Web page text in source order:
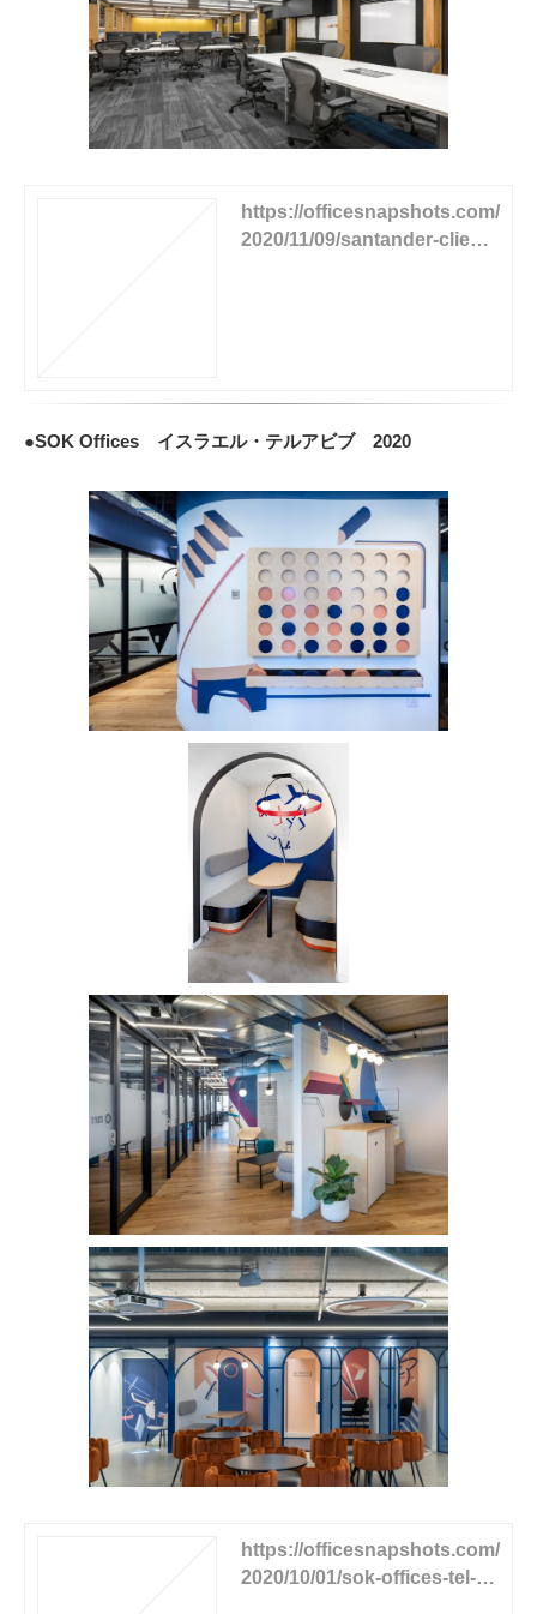
https://officesnapshots.com/
2020/11/09/santander-client-
●SOK Offices イスラエル・テルアビブ 2020
https://officesnapshots.com/
2020/10/01/sok-offices-tel-av